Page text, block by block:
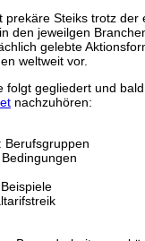
prekäre Steiks trotz der
den jeweilgen
gelebte
weltweit vor.
folgt gegliedert und
nachzuhören:
Berufsgruppen